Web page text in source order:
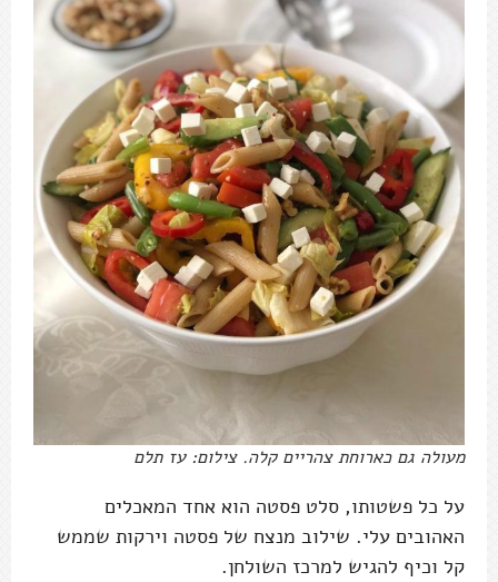
מעולה גם כארוחת צהריים קלה. צילום: עז תלם
על כל פשטותו, סלט פסטה הוא אחד המאכלים
האהובים עלי. שילוב מנצח של פסטה וירקות שממש
קל וכיף להגיש למרכז השולחן.